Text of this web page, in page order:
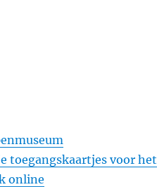
toegangskaartjes voor het
online